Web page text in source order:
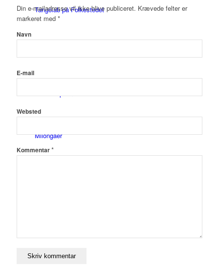
Tangolab på Folkestedet
Workshops & Kurser
Milongaer
Ny til Tango
Din e-mailadresse vil ikke blive publiceret. Krævede felter er
markeret med *
Navn
E-mail
Websted
Kommentar*